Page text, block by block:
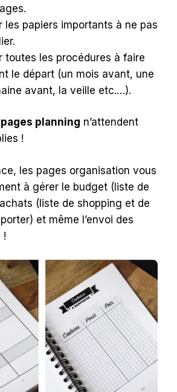
les papiers importants à ne pas
toutes les procédures à faire
le départ (un mois avant, une
avant, la veille etc.…).
pages planning n’attendent
!
les pages organisation vous
à gérer le budget (liste de
(liste de shopping et de
et même l’envoi des
!